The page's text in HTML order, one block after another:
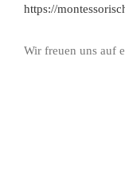
https://
Wir freuen uns auf